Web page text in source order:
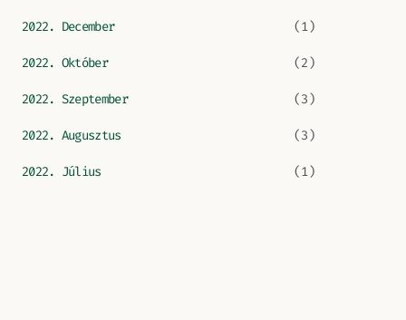
2022. December (1)
2022. Október (2)
2022. Szeptember (3)
2022. Augusztus (3)
2022. Július (1)